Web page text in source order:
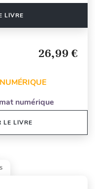
LIVRE
26,99 €
numérique
LE LIVRE